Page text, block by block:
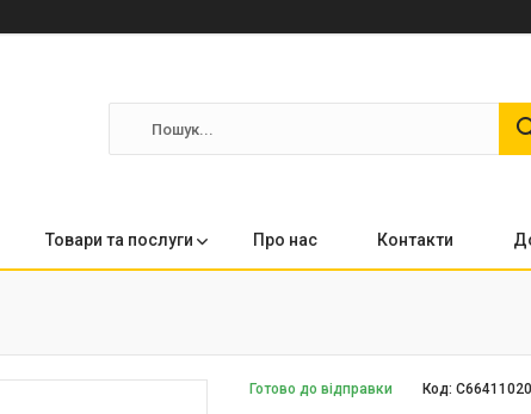
Товари та послуги Про нас Контакти
Готово до відправки Код:C66411020